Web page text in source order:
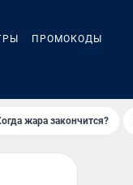
ПРОМОКОДЫ
жара закончится?